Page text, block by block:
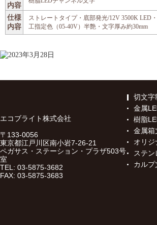
内容
仕様
内容
ストレートタイプ・底部発光/12V 3500K LED
工指定色（05-40V）半艶・文字厚み約30mm
エコブライト株式会社
〒133-0056
東京都江戸川区南小岩7-26-21
ペガサス・ステーション・プラザ503号
室
TEL: 03-5875-3682
FAX: 03-5875-3683
切文字
金属
樹脂
金属箱
オリジ
ステン
カルプ